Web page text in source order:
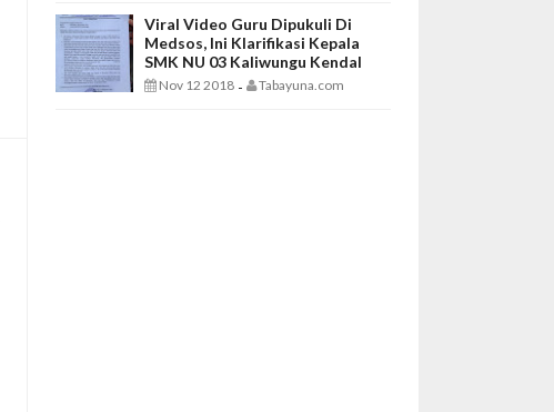
Viral Video Guru Dipukuli Di
Medsos, Ini Klarifikasi Kepala
SMK NU 03 Kaliwungu Kendal
Nov 12 2018 - Tabayuna.com